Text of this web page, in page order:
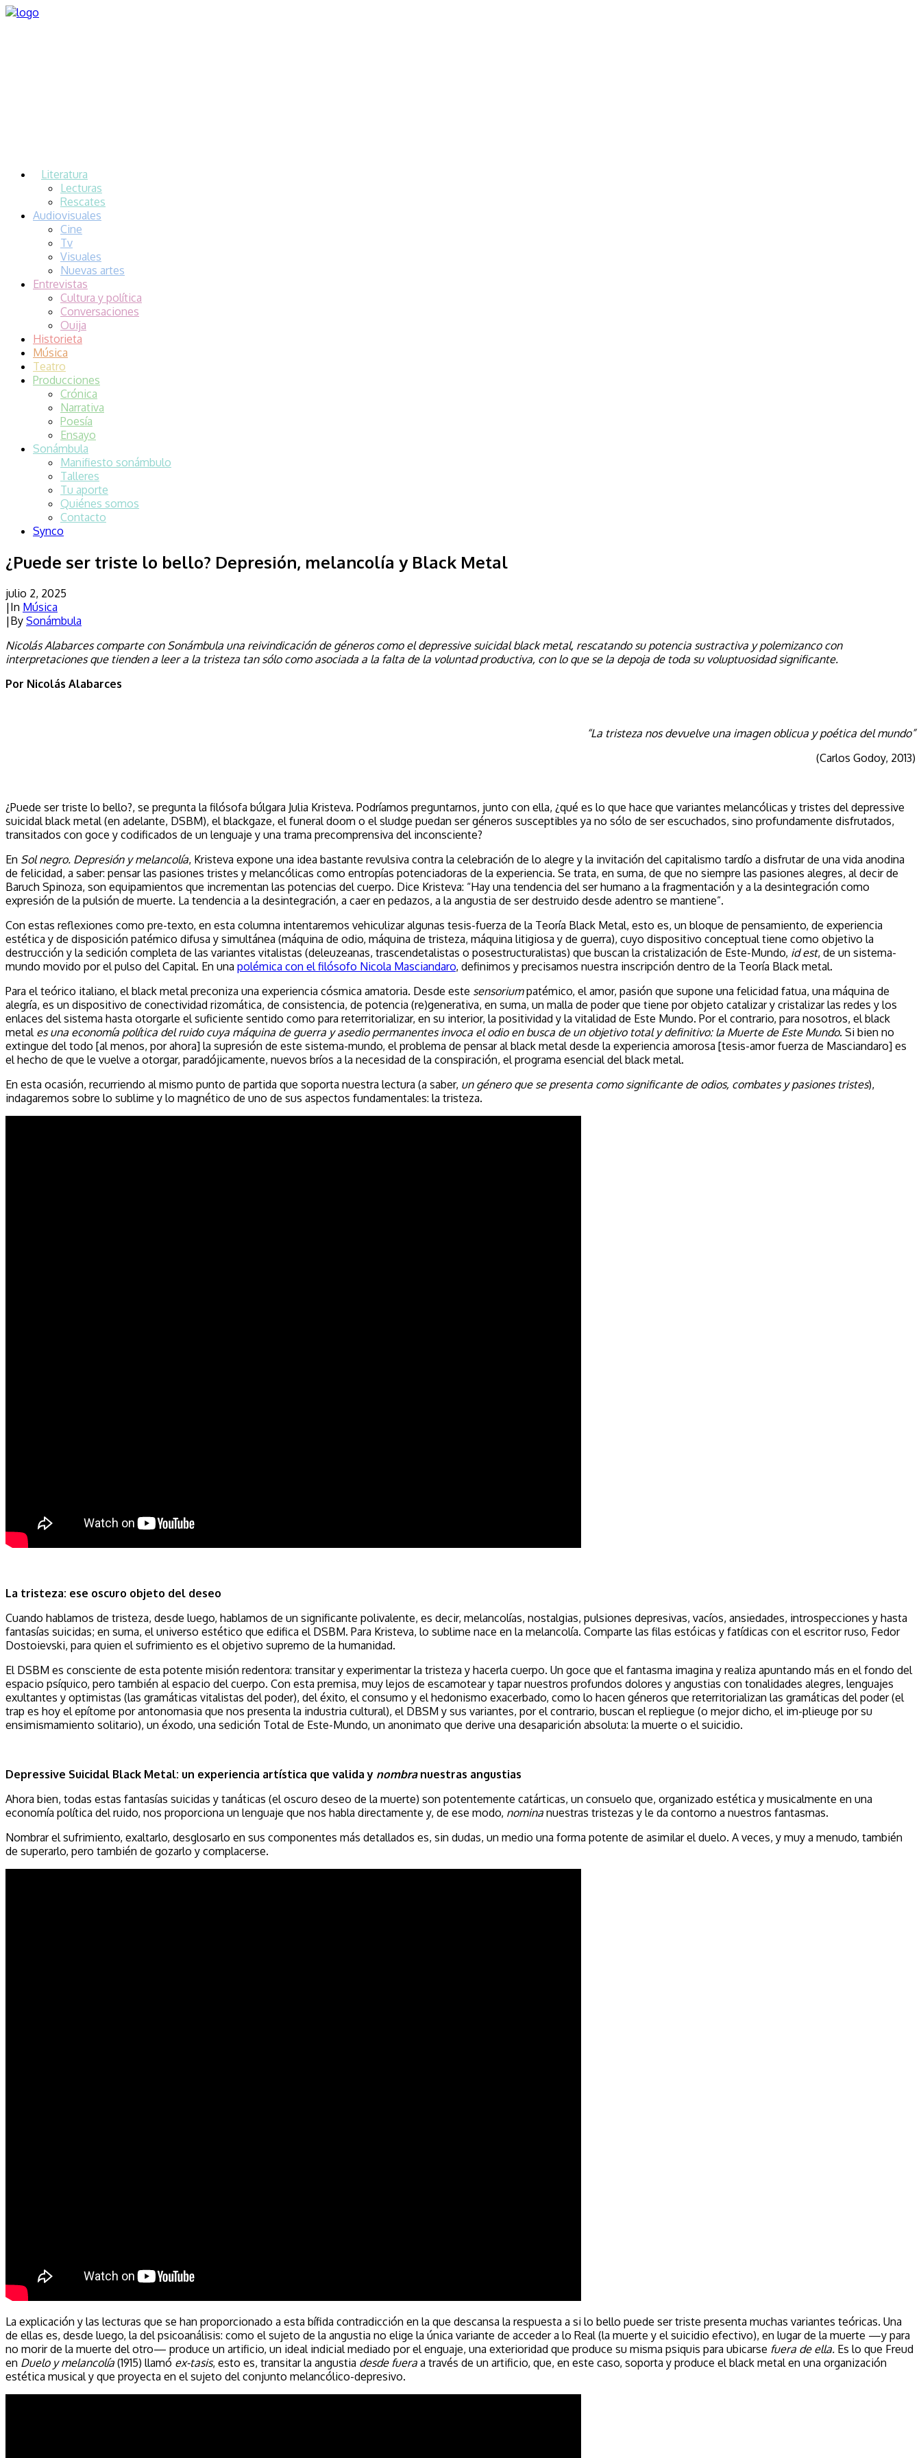
Literatura
Lecturas
Rescates
Audiovisuales
Cine
Tv
Visuales
Nuevas artes
Entrevistas
Cultura y política
Conversaciones
Ouija
Historieta
Música
Teatro
Producciones
Crónica
Narrativa
Poesía
Ensayo
Sonámbula
Manifiesto sonámbulo
Talleres
Tu aporte
Quiénes somos
Contacto
Synco
¿Puede ser triste lo bello? Depresión, melancolía y Black Metal
julio 2, 2025
|In Música
|By Sonámbula
Nicolás Alabarces comparte con Sonámbula una reivindicación de géneros como el depressive suicidal black metal, rescatando su potencia sustractiva y polemizanco con
interpretaciones que tienden a leer a la tristeza tan sólo como asociada a la falta de la voluntad productiva, con lo que se la depoja de toda su voluptuosidad significante.
Por Nicolás Alabarces
“La tristeza nos devuelve una imagen oblicua y poética del mundo”
(Carlos Godoy, 2013)
¿Puede ser triste lo bello?, se pregunta la filósofa búlgara Julia Kristeva. Podríamos preguntarnos, junto con ella, ¿qué es lo que hace que variantes melancólicas y tristes del depressive
suicidal black metal (en adelante, DSBM), el blackgaze, el funeral doom o el sludge puedan ser géneros susceptibles ya no sólo de ser escuchados, sino profundamente disfrutados,
transitados con goce y codificados de un lenguaje y una trama precomprensiva del inconsciente?
En Sol negro. Depresión y melancolía, Kristeva expone una idea bastante revulsiva contra la celebración de lo alegre y la invitación del capitalismo tardío a disfrutar de una vida anodina
de felicidad, a saber: pensar las pasiones tristes y melancólicas como entropías potenciadoras de la experiencia. Se trata, en suma, de que no siempre las pasiones alegres, al decir de
Baruch Spinoza, son equipamientos que incrementan las potencias del cuerpo. Dice Kristeva: “Hay una tendencia del ser humano a la fragmentación y a la desintegración como
expresión de la pulsión de muerte. La tendencia a la desintegración, a caer en pedazos, a la angustia de ser destruido desde adentro se mantiene”.
Con estas reflexiones como pre-texto, en esta columna intentaremos vehiculizar algunas tesis-fuerza de la Teoría Black Metal, esto es, un bloque de pensamiento, de experiencia
estética y de disposición patémico difusa y simultánea (máquina de odio, máquina de tristeza, máquina litigiosa y de guerra), cuyo dispositivo conceptual tiene como objetivo la
destrucción y la sedición completa de las variantes vitalistas (deleuzeanas, trascendetalistas o posestructuralistas) que buscan la cristalización de Este-Mundo, id est, de un sistema-
mundo movido por el pulso del Capital. En una polémica con el filósofo Nicola Masciandaro, definimos y precisamos nuestra inscripción dentro de la Teoría Black metal.
Para el teórico italiano, el black metal preconiza una experiencia cósmica amatoria. Desde este sensoriumpatémico, el amor, pasión que supone una felicidad fatua, una máquina de
alegría, es un dispositivo de conectividad rizomática, de consistencia, de potencia (re)generativa, en suma, un malla de poder que tiene por objeto catalizar y cristalizar las redes y los
enlaces del sistema hasta otorgarle el suficiente sentido como para reterritorializar, en su interior, la positividad y la vitalidad de Este Mundo. Por el contrario, para nosotros, el black
metal es una economía política del ruido cuya máquina de guerra y asedio permanentes invoca el odio en busca de un objetivo total y definitivo: la Muerte de Este Mundo. Si bien no
extingue del todo [al menos, por ahora] la supresión de este sistema-mundo, el problema de pensar al black metal desde la experiencia amorosa [tesis-amor fuerza de Masciandaro] es
el hecho de que le vuelve a otorgar, paradójicamente, nuevos bríos a la necesidad de la conspiración, el programa esencial del black metal.
En esta ocasión, recurriendo al mismo punto de partida que soporta nuestra lectura (a saber, un género que se presenta como significante de odios, combates y pasiones tristes),
indagaremos sobre lo sublime y lo magnético de uno de sus aspectos fundamentales: la tristeza.
La tristeza: ese oscuro objeto del deseo
Cuando hablamos de tristeza, desde luego, hablamos de un significante polivalente, es decir, melancolías, nostalgias, pulsiones depresivas, vacíos, ansiedades, introspecciones y hasta
fantasías suicidas; en suma, el universo estético que edifica el DSBM. Para Kristeva, lo sublime nace en la melancolía. Comparte las filas estóicas y fatídicas con el escritor ruso, Fedor
Dostoievski, para quien el sufrimiento es el objetivo supremo de la humanidad.
El DSBM es consciente de esta potente misión redentora: transitar y experimentar la tristeza y hacerla cuerpo. Un goce que el fantasma imagina y realiza apuntando más en el fondo del
espacio psíquico, pero también al espacio del cuerpo. Con esta premisa, muy lejos de escamotear y tapar nuestros profundos dolores y angustias con tonalidades alegres, lenguajes
exultantes y optimistas (las gramáticas vitalistas del poder), del éxito, el consumo y el hedonismo exacerbado, como lo hacen géneros que reterritorializan las gramáticas del poder (el
trap es hoy el epítome por antonomasia que nos presenta la industria cultural), el DBSM y sus variantes, por el contrario, buscan el repliegue (o mejor dicho, el im-plieuge por su
ensimismamiento solitario), un éxodo, una sedición Total de Este-Mundo, un anonimato que derive una desaparición absoluta: la muerte o el suicidio.
Depressive Suicidal Black Metal: un experiencia artística que valida y nombra nuestras angustias
Ahora bien, todas estas fantasías suicidas y tanáticas (el oscuro deseo de la muerte) son potentemente catárticas, un consuelo que, organizado estética y musicalmente en una
economía política del ruido, nos proporciona un lenguaje que nos habla directamente y, de ese modo, nomina nuestras tristezas y le da contorno a nuestros fantasmas.
Nombrar el sufrimiento, exaltarlo, desglosarlo en sus componentes más detallados es, sin dudas, un medio una forma potente de asimilar el duelo. A veces, y muy a menudo, también
de superarlo, pero también de gozarlo y complacerse.
La explicación y las lecturas que se han proporcionado a esta bífida contradicción en la que descansa la respuesta a si lo bello puede ser triste presenta muchas variantes teóricas. Una
de ellas es, desde luego, la del psicoanálisis: como el sujeto de la angustia no elige la única variante de acceder a lo Real (la muerte y el suicidio efectivo), en lugar de la muerte —y para
no morir de la muerte del otro— produce un artificio, un ideal indicial mediado por el enguaje, una exterioridad que produce su misma psiquis para ubicarse fuera de ella. Es lo que Freud
en Duelo y melancolía (1915) llamó ex-tasis, esto es, transitar la angustia desde fuera a través de un artificio, que, en este caso, soporta y produce el black metal en una organización
estética musical y que proyecta en el sujeto del conjunto melancólico-depresivo.